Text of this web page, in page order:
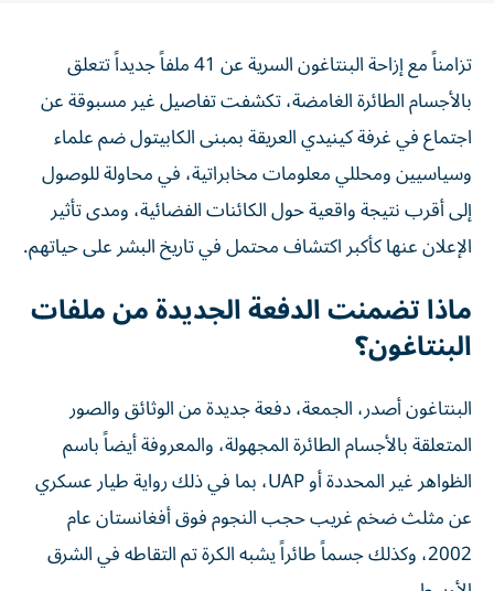
تزامناً مع إزاحة البنتاغون السرية عن 41 ملفاً جديداً تتعلق
بالأجسام الطائرة الغامضة، تكشفت تفاصيل غير مسبوقة عن
اجتماع في غرفة كينيدي العريقة بمبنى الكابيتول ضم علماء
وسياسيين ومحللي معلومات مخابراتية، في محاولة للوصول
إلى أقرب نتيجة واقعية حول الكائنات الفضائية، ومدى تأثير
الإعلان عنها كأكبر اكتشاف محتمل في تاريخ البشر على حياتهم.
ماذا تضمنت الدفعة الجديدة من ملفات
البنتاغون؟
البنتاغون أصدر، الجمعة، دفعة جديدة من الوثائق والصور
المتعلقة بالأجسام الطائرة المجهولة، والمعروفة أيضاً باسم
الظواهر غير المحددة أو UAP، بما في ذلك رواية طيار عسكري
عن مثلث ضخم غريب حجب النجوم فوق أفغانستان عام
2002، وكذلك جسماً طائراً يشبه الكرة تم التقاطه في الشرق
الأوسط.